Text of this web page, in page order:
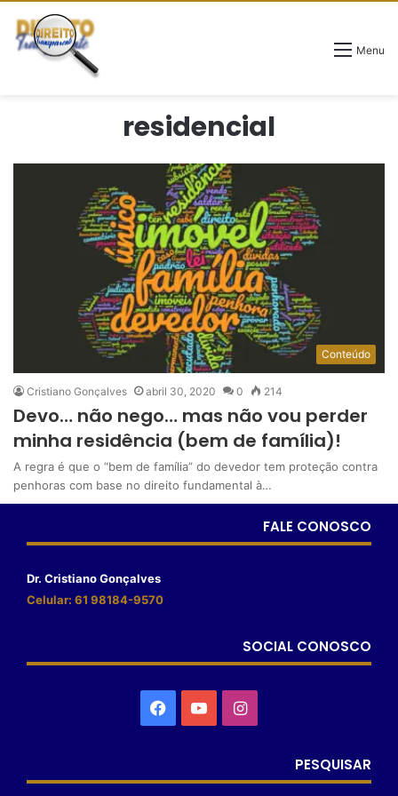
Menu
residencial
Conteúdo
Cristiano Gonçalves abril 30, 2020 0 214
Devo… não nego… mas não vou perder
minha residência (bem de família)!
A regra é que o “bem de família” do devedor tem proteção contra
penhoras com base no direito fundamental à…
FALE CONOSCO
Dr. Cristiano Gonçalves
Celular: 61 98184-9570
SOCIAL CONOSCO
PESQUISAR